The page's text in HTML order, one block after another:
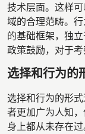
技术层面。这样
域的合理范畴。
的基础框架，独
政策鼓励，对于考
选择和行为的
选择和行为的形
者更加广为人知
身上都从未存在